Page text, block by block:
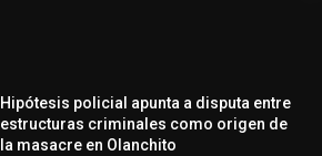
Hipótesis policial apunta a disputa entre
estructuras criminales como origen de
la masacre en Olanchito